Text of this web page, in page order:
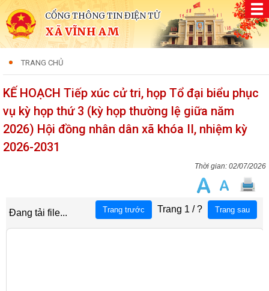
CỔNG THÔNG TIN ĐIỆN TỬ
XÃ VĨNH AM
TRANG CHỦ
KẾ HOẠCH Tiếp xúc cử tri, họp Tổ đại biểu phục
vụ kỳ họp thứ 3 (kỳ họp thường lệ giữa năm
2026) Hội đồng nhân dân xã khóa II, nhiệm kỳ
2026-2031
02/07/2026